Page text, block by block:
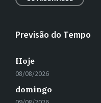
Previsão do Tempo
Hoje
08/08/2026
domingo